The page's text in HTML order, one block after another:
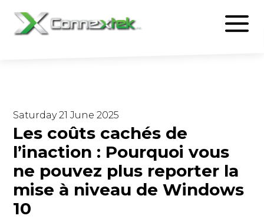
Saturday 21 June 2025
Les coûts cachés de
l’inaction : Pourquoi vous
ne pouvez plus reporter la
mise à niveau de Windows
10